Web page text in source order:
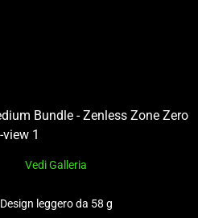
Vedi Galleria
Design leggero da 58 g